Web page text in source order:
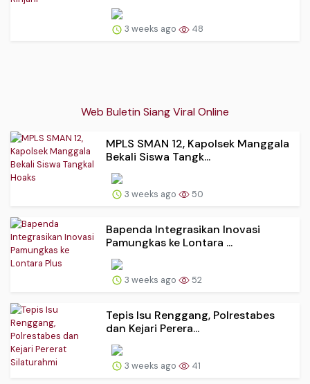
3 weeks ago 48
Web Buletin Siang Viral Online
MPLS SMAN 12, Kapolsek Manggala
Bekali Siswa Tangk...
3 weeks ago 50
Bapenda Integrasikan Inovasi
Pamungkas ke Lontara ...
3 weeks ago 52
‎Tepis Isu Renggang, Polrestabes
dan Kejari Perera...
3 weeks ago 41